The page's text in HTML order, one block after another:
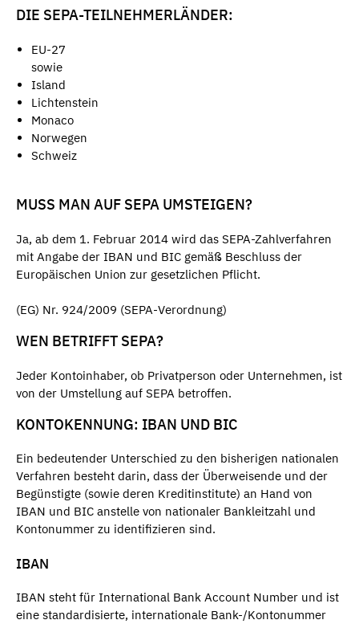
DIE SEPA-TEILNEHMERLÄNDER:
EU-27
sowie
Island
Lichtenstein
Monaco
Norwegen
Schweiz
MUSS MAN AUF SEPA UMSTEIGEN?
Ja, ab dem 1. Februar 2014 wird das SEPA-Zahlverfahren
mit Angabe der IBAN und BIC gemäß Beschluss der
Europäischen Union zur gesetzlichen Pflicht.
(EG) Nr. 924/2009 (SEPA-Verordnung)
WEN BETRIFFT SEPA?
Jeder Kontoinhaber, ob Privatperson oder Unternehmen, ist
von der Umstellung auf SEPA betroffen.
KONTOKENNUNG: IBAN UND BIC
Ein bedeutender Unterschied zu den bisherigen nationalen
Verfahren besteht darin, dass der Überweisende und der
Begünstigte (sowie deren Kreditinstitute) an Hand von
IBAN und BIC anstelle von nationaler Bankleitzahl und
Kontonummer zu identifizieren sind.
IBAN
IBAN steht für International Bank Account Number und ist
eine standardisierte, internationale Bank-/Kontonummer